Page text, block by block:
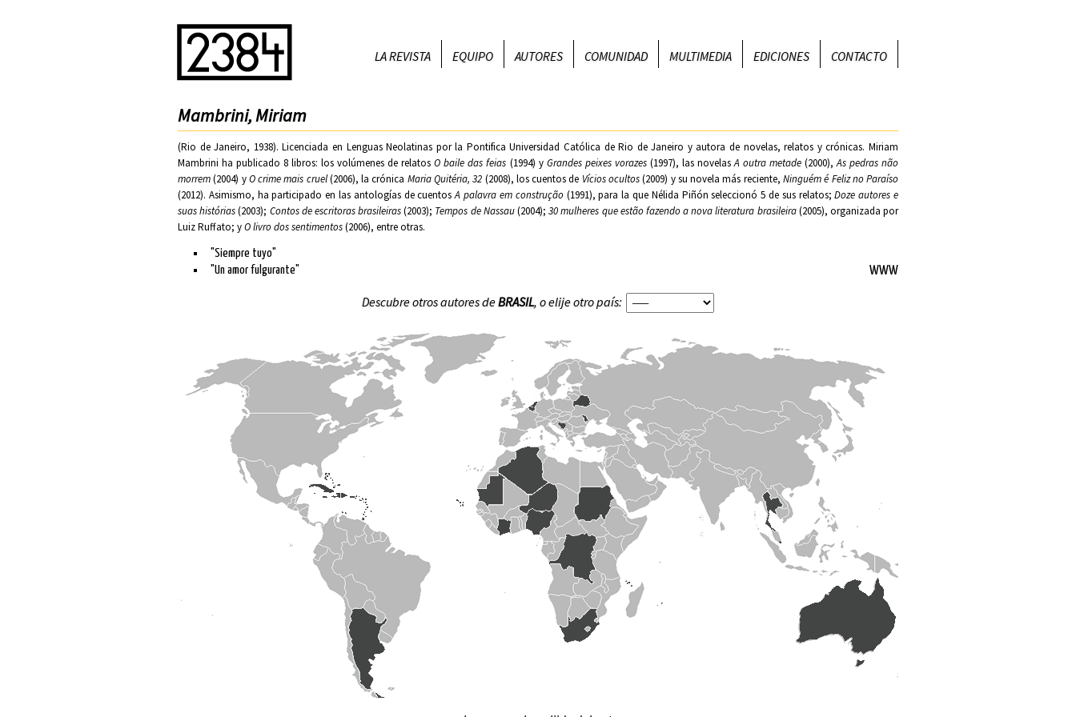
LA REVISTA EQUIPO AUTORES COMUNIDAD MULTIMEDIA EDICIONES CONTACTO
Mambrini, Miriam
(Rio de Janeiro, 1938). Licenciada en Lenguas Neolatinas por la Pontifica Universidad Católica de Rio de Janeiro y autora de novelas, relatos y crónicas. Miriam
Mambrini ha publicado 8 libros: los volúmenes de relatosO baile das feias (1994) y Grandes peixes vorazes(1997), las novelasA outra metade(2000),As pedras não
morrem(2004) yO crime mais cruel(2006), la crónica Maria Quitéria, 32 (2008), los cuentos de Vícios ocultos(2009) y su novela más reciente, Ninguém é Feliz no Paraíso
(2012). Asimismo, ha participado en las antologías de cuentosA palavra em construção(1991), para la que Nélida Piñón seleccionó 5 de sus relatos;Doze autores e
suas histórias(2003); Contos de escritoras brasileiras(2003); Tempos de Nassau(2004);30 mulheres que estão fazendo a nova literatura brasileira(2005), organizada por
Luiz Ruffato; yO livro dos sentimentos(2006), entre otras.
"Siempre tuyo"
"Un amor fulgurante"
WWW
Descubre otros autores deBRASIL, o elije otro país: